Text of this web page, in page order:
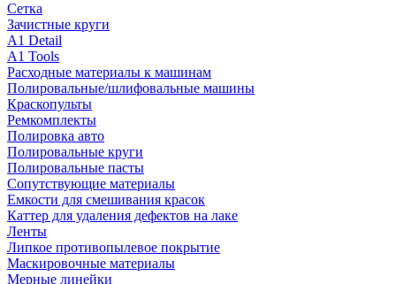
Сетка
Зачистные круги
A1 Detail
A1 Tools
Расходные материалы к машинам
Полировальные/шлифовальные машины
Краскопульты
Ремкомплекты
Полировка авто
Полировальные круги
Полировальные пасты
Сопутствующие материалы
Емкости для смешивания красок
Каттер для удаления дефектов на лаке
Ленты
Липкое противопылевое покрытие
Маскировочные материалы
Мерные линейки